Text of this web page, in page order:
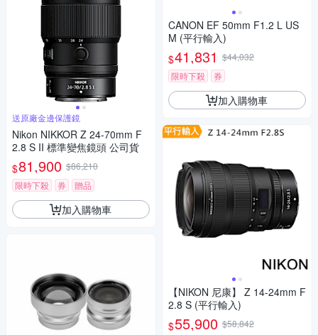
送原廠金邊保護鏡
Nikon NIKKOR Z 24-70mm F
2.8 S II 標準變焦鏡頭 公司貨
$81,900 $86,210
限時下殺
券 贈品
加入購物車
CANON EF 50mm F1.2 L US
M (平行輸入)
$41,831 $44,032
限時下殺
券
加入購物車
【NIKON 尼康】 Z 14-24mm F
2.8 S (平行輸入)
$55,900 $58,842